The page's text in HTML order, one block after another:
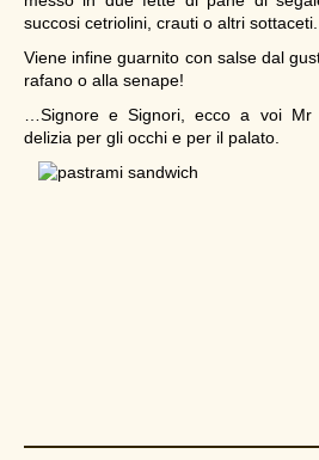
succosi cetriolini, crauti o altri sottaceti.
Viene infine guarnito con salse dal
rafano o alla senape!
…Signore e Signori, ecco a voi Mr
delizia per gli occhi e per il palato.